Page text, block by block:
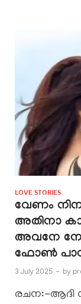
LOVE STORIES
വേണം
അതിനാ
അവനേ
ഫോൺ
3 July 2025 - by
രചന:-ആദി